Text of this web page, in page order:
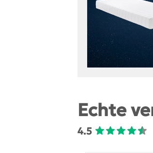
Echte
4.5